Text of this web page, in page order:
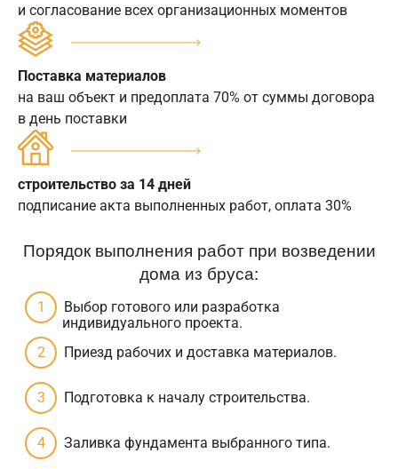
и согласование всех организационных моментов
Поставка материалов
на ваш объект и предоплата 70% от суммы договора
в день поставки
строительство за 14 дней
подписание акта выполненных работ, оплата 30%
Порядок выполнения работ при возведении
дома из бруса:
Выбор готового или разработка
индивидуального проекта.
Приезд рабочих и доставка материалов.
Подготовка к началу строительства.
Заливка фундамента выбранного типа.